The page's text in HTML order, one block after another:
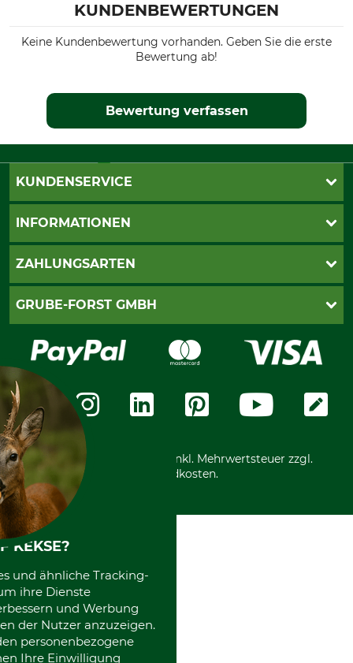
KUNDENBEWERTUNGEN
Keine Kundenbewertung vorhanden. Geben Sie die erste
Bewertung ab!
Bewertung verfassen
KUNDENSERVICE
Katalogbestellung
INFORMATIONEN
AGB
Widerrufsformular
Datenschutz
Zahlungsarten
ZAHLUNGSARTEN
PayPal
Rechnung
Vorkasse
GRUBE-FORST GMBH
Karriere
Über uns
Messetermine
Community
International
*Alle Preise in Euro und inkl. Mehrwertsteuer zzgl.
Versandkosten.
KEKSE?
und ähnliche Tracking-
ihre Dienste
und Werbung
der Nutzer anzuzeigen.
personenbezogene
Ihre Einwilligung